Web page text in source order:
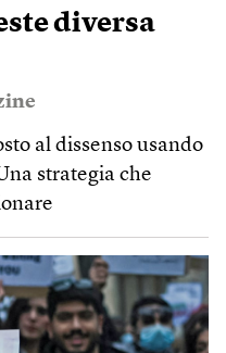
diversa
al dissenso usando
strategia che